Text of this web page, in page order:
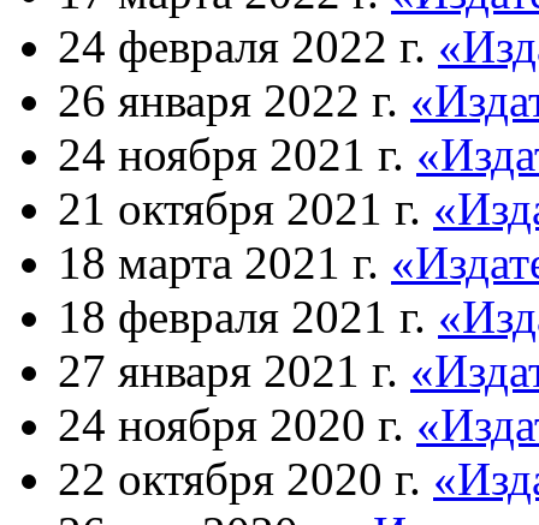
24 февраля 2022 г.
26 января 2022 г.
24 ноября 2021 г.
21 октября 2021 г.
18 марта 2021 г.
18 февраля 2021 г.
27 января 2021 г.
24 ноября 2020 г.
22 октября 2020 г.